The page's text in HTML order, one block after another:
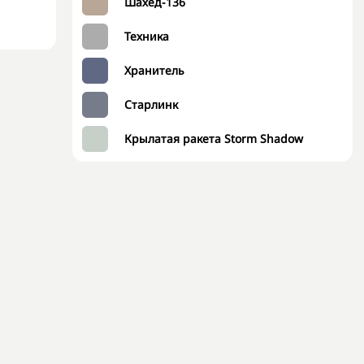
Техника
Хранитель
Старлинк
Крылатая ракета Storm Shadow